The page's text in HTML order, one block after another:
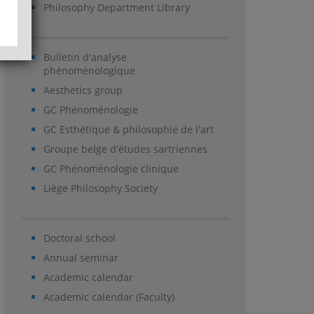
Philosophy Department Library
Bulletin d'analyse
phénoménologique
Aesthetics group
GC Phénoménologie
GC Esthétique & philosophie de l'art
Groupe belge d'études sartriennes
GC Phénoménologie clinique
Liège Philosophy Society
Doctoral school
Annual seminar
Academic calendar
Academic calendar (Faculty)